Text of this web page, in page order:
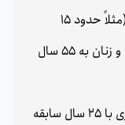
اگر سابقه شما کمتر از 20 سال باشد (مثلاً حدود 15
سال)، معمولاً مردان باید به 62 سال سن و زنان به 55 سال
رانندگان خودروهای سنگین بین‌شهری با 25 سال سابقه